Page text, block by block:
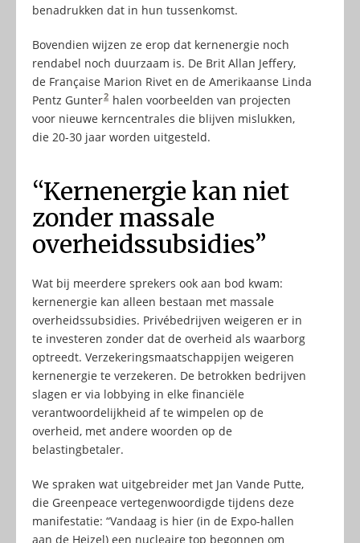
benadrukken dat in hun tussenkomst.
Bovendien wijzen ze erop dat kernenergie noch
rendabel noch duurzaam is. De Brit Allan Jeffery,
de Française Marion Rivet en de Amerikaanse Linda
Pentz Gunter2 halen voorbeelden van projecten
voor nieuwe kerncentrales die blijven mislukken,
die 20-30 jaar worden uitgesteld.
“Kernenergie kan niet
zonder massale
overheidssubsidies”
Wat bij meerdere sprekers ook aan bod kwam:
kernenergie kan alleen bestaan met massale
overheidssubsidies. Privébedrijven weigeren er in
te investeren zonder dat de overheid als waarborg
optreedt. Verzekeringsmaatschappijen weigeren
kernenergie te verzekeren. De betrokken bedrijven
slagen er via lobbying in elke financiële
verantwoordelijkheid af te wimpelen op de
overheid, met andere woorden op de
belastingbetaler.
We spraken wat uitgebreider met Jan Vande Putte,
die Greenpeace vertegenwoordigde tijdens deze
manifestatie: “Vandaag is hier (in de Expo-hallen
aan de Heizel) een nucleaire top begonnen om